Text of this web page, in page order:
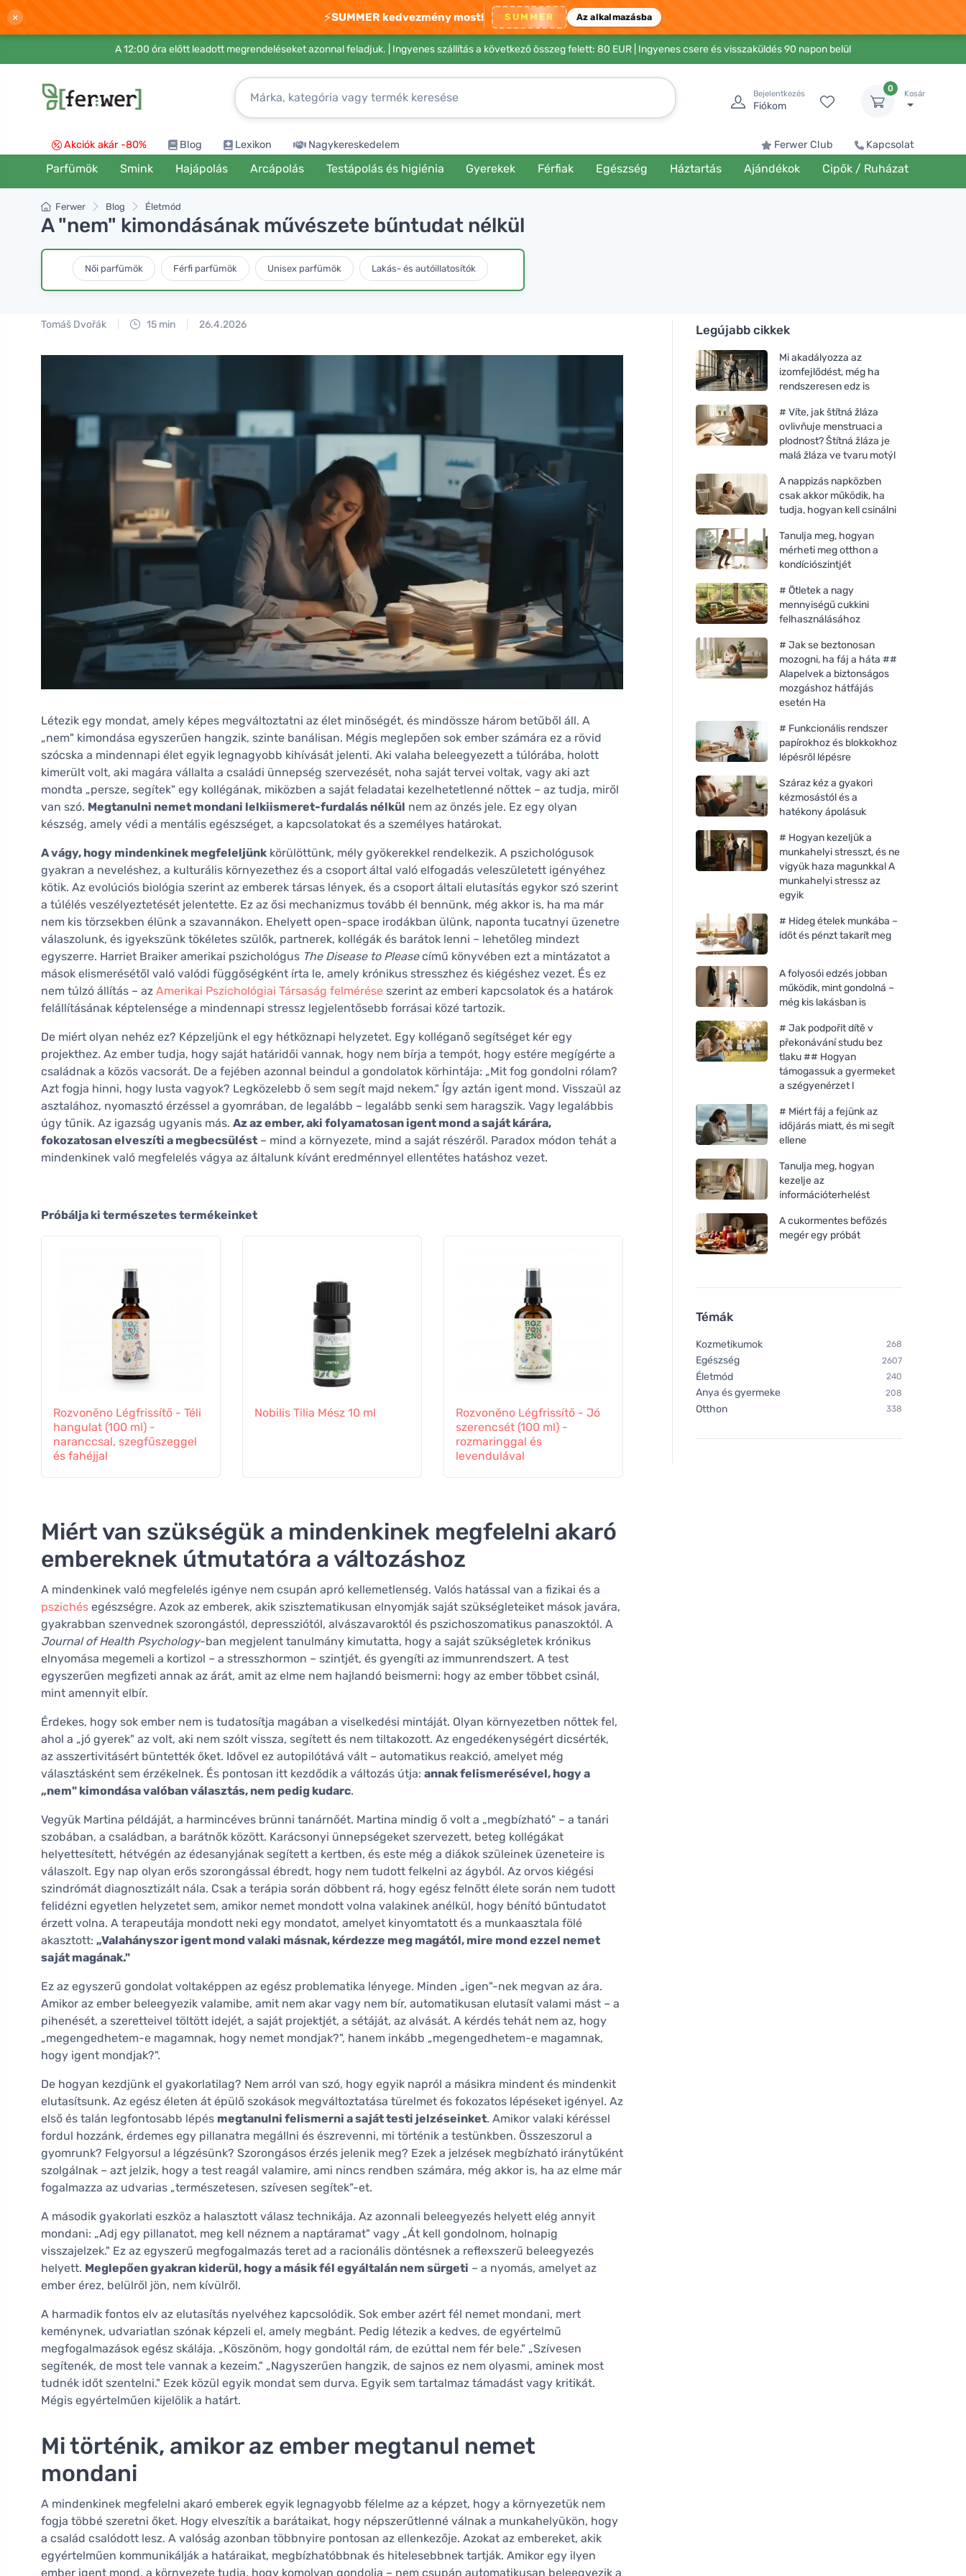
× ⚡SUMMER kedvezmény most! SUMMER Az alkalmazásba
A 12:00 óra előtt leadott megrendeléseket azonnal feladjuk. | Ingyenes szállítás a következő összeg felett: 80 EUR | Ingyenes csere és visszaküldés 90 napon belül
Bejelentkezés
Fiókom
0
Kosár
Akciók akár -80% Blog Lexikon Nagykereskedelem Ferwer Club Kapcsolat
Parfümök Smink Hajápolás Arcápolás Testápolás és higiénia Gyerekek Férfiak Egészség Háztartás Ajándékok Cipők / Ruházat
Ferwer Blog Életmód
A "nem" kimondásának művészete bűntudat nélkül
Női parfümök Férfi parfümök Unisex parfümök Lakás- és autóillatosítók
Tomáš Dvořák 15 min 26.4.2026
Létezik egy mondat, amely képes megváltoztatni az élet minőségét, és mindössze három betűből áll. A
„nem" kimondása egyszerűen hangzik, szinte banálisan. Mégis meglepően sok ember számára ez a rövid
szócska a mindennapi élet egyik legnagyobb kihívását jelenti. Aki valaha beleegyezett a túlórába, holott
kimerült volt, aki magára vállalta a családi ünnepség szervezését, noha saját tervei voltak, vagy aki azt
mondta „persze, segítek" egy kollégának, miközben a saját feladatai kezelhetetlenné nőttek – az tudja, miről
van szó. Megtanulni nemet mondani lelkiismeret-furdalás nélkül nem az önzés jele. Ez egy olyan
készség, amely védi a mentális egészséget, a kapcsolatokat és a személyes határokat.
A vágy, hogy mindenkinek megfeleljünk körülöttünk, mély gyökerekkel rendelkezik. A pszichológusok
gyakran a neveléshez, a kulturális környezethez és a csoport által való elfogadás veleszületett igényéhez
kötik. Az evolúciós biológia szerint az emberek társas lények, és a csoport általi elutasítás egykor szó szerint
a túlélés veszélyeztetését jelentette. Ez az ősi mechanizmus tovább él bennünk, még akkor is, ha ma már
nem kis törzsekben élünk a szavannákon. Ehelyett open-space irodákban ülünk, naponta tucatnyi üzenetre
válaszolunk, és igyekszünk tökéletes szülők, partnerek, kollégák és barátok lenni – lehetőleg mindezt
egyszerre. Harriet Braiker amerikai pszichológus The Disease to Pleasecímű könyvében ezt a mintázatot a
mások elismerésétől való valódi függőségként írta le, amely krónikus stresszhez és kiégéshez vezet. És ez
nem túlzó állítás – az Amerikai Pszichológiai Társaság felmérése szerint az emberi kapcsolatok és a határok
felállításának képtelensége a mindennapi stressz legjelentősebb forrásai közé tartozik.
De miért olyan nehéz ez? Képzeljünk el egy hétköznapi helyzetet. Egy kolléganő segítséget kér egy
projekthez. Az ember tudja, hogy saját határidői vannak, hogy nem bírja a tempót, hogy estére megígérte a
családnak a közös vacsorát. De a fejében azonnal beindul a gondolatok körhintája: „Mit fog gondolni rólam?
Azt fogja hinni, hogy lusta vagyok? Legközelebb ő sem segít majd nekem." Így aztán igent mond. Visszaül az
asztalához, nyomasztó érzéssel a gyomrában, de legalább – legalább senki sem haragszik. Vagy legalábbis
úgy tűnik. Az igazság ugyanis más. Az az ember, aki folyamatosan igent mond a saját kárára,
fokozatosan elveszíti a megbecsülést – mind a környezete, mind a saját részéről. Paradox módon tehát a
mindenkinek való megfelelés vágya az általunk kívánt eredménnyel ellentétes hatáshoz vezet.
Próbálja ki természetes termékeinket
Rozvoněno Légfrissítő - Téli
hangulat (100 ml) -
naranccsal, szegfűszeggel
és fahéjjal
Nobilis Tilia Mész 10 ml
Rozvoněno Légfrissítő - Jó
szerencsét (100 ml) -
rozmaringgal és
levendulával
Mulieres Gyertya üvegben -
35 órán át égő gyertya
Miért van szükségük a mindenkinek megfelelni akaró
embereknek útmutatóra a változáshoz
A mindenkinek való megfelelés igénye nem csupán apró kellemetlenség. Valós hatással van a fizikai és a
pszichés egészségre. Azok az emberek, akik szisztematikusan elnyomják saját szükségleteiket mások javára,
gyakrabban szenvednek szorongástól, depressziótól, alvászavaroktól és pszichoszomatikus panaszoktól. A
Journal of Health Psychology-ban megjelent tanulmány kimutatta, hogy a saját szükségletek krónikus
elnyomása megemeli a kortizol – a stresszhormon – szintjét, és gyengíti az immunrendszert. A test
egyszerűen megfizeti annak az árát, amit az elme nem hajlandó beismerni: hogy az ember többet csinál,
mint amennyit elbír.
Érdekes, hogy sok ember nem is tudatosítja magában a viselkedési mintáját. Olyan környezetben nőttek fel,
ahol a „jó gyerek" az volt, aki nem szólt vissza, segített és nem tiltakozott. Az engedékenységért dicsérték,
az asszertivitásért büntették őket. Idővel ez autopilótává vált – automatikus reakció, amelyet még
választásként sem érzékelnek. És pontosan itt kezdődik a változás útja: annak felismerésével, hogy a
„nem" kimondása valóban választás, nem pedig kudarc.
Vegyük Martina példáját, a harmincéves brünni tanárnőét. Martina mindig ő volt a „megbízható" – a tanári
szobában, a családban, a barátnők között. Karácsonyi ünnepségeket szervezett, beteg kollégákat
helyettesített, hétvégén az édesanyjának segített a kertben, és este még a diákok szüleinek üzeneteire is
válaszolt. Egy nap olyan erős szorongással ébredt, hogy nem tudott felkelni az ágyból. Az orvos kiégési
szindrómát diagnosztizált nála. Csak a terápia során döbbent rá, hogy egész felnőtt élete során nem tudott
felidézni egyetlen helyzetet sem, amikor nemet mondott volna valakinek anélkül, hogy bénító bűntudatot
érzett volna. A terapeutája mondott neki egy mondatot, amelyet kinyomtatott és a munkaasztala fölé
akasztott: „Valahányszor igent mond valaki másnak, kérdezze meg magától, mire mond ezzel nemet
saját magának."
Ez az egyszerű gondolat voltaképpen az egész problematika lényege. Minden „igen"-nek megvan az ára.
Amikor az ember beleegyezik valamibe, amit nem akar vagy nem bír, automatikusan elutasít valami mást – a
pihenését, a szeretteivel töltött idejét, a saját projektjét, a sétáját, az alvását. A kérdés tehát nem az, hogy
„megengedhetem-e magamnak, hogy nemet mondjak?", hanem inkább „megengedhetem-e magamnak,
hogy igent mondjak?".
De hogyan kezdjünk el gyakorlatilag? Nem arról van szó, hogy egyik napról a másikra mindent és mindenkit
elutasítsunk. Az egész életen át épülő szokások megváltoztatása türelmet és fokozatos lépéseket igényel. Az
első és talán legfontosabb lépés megtanulni felismerni a saját testi jelzéseinket. Amikor valaki kéréssel
fordul hozzánk, érdemes egy pillanatra megállni és észrevenni, mi történik a testünkben. Összeszorul a
gyomrunk? Felgyorsul a légzésünk? Szorongásos érzés jelenik meg? Ezek a jelzések megbízható iránytűként
szolgálnak – azt jelzik, hogy a test reagál valamire, ami nincs rendben számára, még akkor is, ha az elme már
fogalmazza az udvarias „természetesen, szívesen segítek"-et.
A második gyakorlati eszköz a halasztott válasz technikája. Az azonnali beleegyezés helyett elég annyit
mondani: „Adj egy pillanatot, meg kell néznem a naptáramat" vagy „Át kell gondolnom, holnapig
visszajelzek." Ez az egyszerű megfogalmazás teret ad a racionális döntésnek a reflexszerű beleegyezés
helyett. Meglepően gyakran kiderül, hogy a másik fél egyáltalán nem sürgeti – a nyomás, amelyet az
ember érez, belülről jön, nem kívülről.
A harmadik fontos elv az elutasítás nyelvéhez kapcsolódik. Sok ember azért fél nemet mondani, mert
keménynek, udvariatlan szónak képzeli el, amely megbánt. Pedig létezik a kedves, de egyértelmű
megfogalmazások egész skálája. „Köszönöm, hogy gondoltál rám, de ezúttal nem fér bele." „Szívesen
segítenék, de most tele vannak a kezeim." „Nagyszerűen hangzik, de sajnos ez nem olyasmi, aminek most
tudnék időt szentelni." Ezek közül egyik mondat sem durva. Egyik sem tartalmaz támadást vagy kritikát.
Mégis egyértelműen kijelölik a határt.
Mi történik, amikor az ember megtanul nemet
mondani
A mindenkinek megfelelni akaró emberek egyik legnagyobb félelme az a képzet, hogy a környezetük nem
fogja többé szeretni őket. Hogy elveszítik a barátaikat, hogy népszerűtlenné válnak a munkahelyükön, hogy
a család csalódott lesz. A valóság azonban többnyire pontosan az ellenkezője. Azokat az embereket, akik
egyértelműen kommunikálják a határaikat, megbízhatóbbnak és hitelesebbnek tartják. Amikor egy ilyen
ember igent mond, a környezete tudja, hogy komolyan gondolja – nem csupán automatikusan beleegyezik a
Legújabb cikkek
Mi akadályozza az
izomfejlődést, még ha
rendszeresen edz is
# Víte, jak štítná žláza
ovlivňuje menstruaci a
plodnost? Štítná žláza je
malá žláza ve tvaru motýl
A nappizás napközben
csak akkor működik, ha
tudja, hogyan kell csinálni
Tanulja meg, hogyan
mérheti meg otthon a
kondíciószintjét
# Ötletek a nagy
mennyiségű cukkini
felhasználásához
# Jak se beztonosan
mozogni, ha fáj a háta ##
Alapelvek a biztonságos
mozgáshoz hátfájás
esetén Ha
# Funkcionális rendszer
papírokhoz és blokkokhoz
lépésről lépésre
Száraz kéz a gyakori
kézmosástól és a
hatékony ápolásuk
# Hogyan kezeljük a
munkahelyi stresszt, és ne
vigyük haza magunkkal A
munkahelyi stressz az
egyik
# Hideg ételek munkába –
időt és pénzt takarít meg
A folyosói edzés jobban
működik, mint gondolná –
még kis lakásban is
# Jak podpořit dítě v
překonávání studu bez
tlaku ## Hogyan
támogassuk a gyermeket
a szégyenérzet l
# Miért fáj a fejünk az
időjárás miatt, és mi segít
ellene
Tanulja meg, hogyan
kezelje az
információterhelést
A cukormentes befőzés
megér egy próbát
Témák
Kozmetikumok 268
Egészség 2607
Életmód 240
Anya és gyermeke 208
Otthon 338